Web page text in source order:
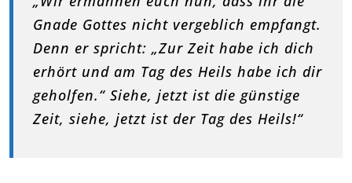
Gnade Gottes nicht vergeblich empfangt.
Denn er spricht: „Zur Zeit habe ich dich
erhört und am Tag des Heils habe ich dir
geholfen.“ Siehe, jetzt ist die günstige
Zeit, siehe, jetzt ist der Tag des Heils!“